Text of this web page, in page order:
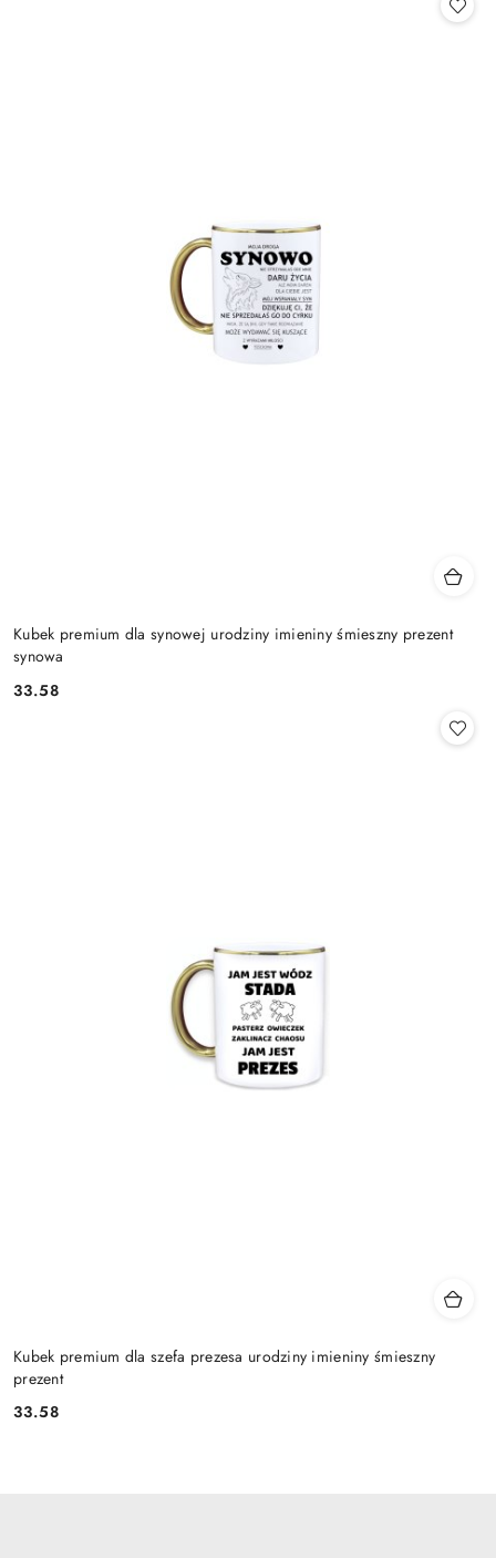
Kubek premium dla synowej urodziny imieniny śmieszny prezent
synowa
Cena:
33.58
Kubek premium dla szefa prezesa urodziny imieniny śmieszny
prezent
Cena:
33.58